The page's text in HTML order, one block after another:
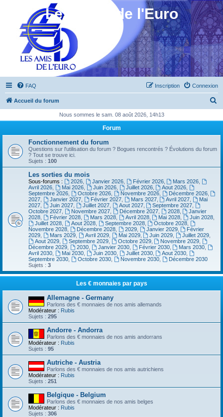
Les Amis de l'Euro
FAQ Connexion
Inscription
Accueil du forum
h
Nous sommes le sam. 08 août 2026, 14h13
Forum
Fonctionnement du forum
Questions sur l'utilisation du forum ? Bogues rencontrés ? Évolutions du forum
? Tout se trouve ici.
Sujets : 100
Les sorties du mois
Sous-forums : 2026, Janvier 2026, Février 2026, Mars 2026
Avril 2026
Mai 2026, Juin 2026, Juillet 2026, Aout 2026
Septembre 2026
Octobre 2026, Novembre 2026, Décembre 2026,
2027
Janvier 2027, Février 2027, Mars 2027, Avril 2027
Mai
2027
Juin 2027, Juillet 2027, Aout 2027, Septembre 2027
Octobre 2027
Novembre 2027, Décembre 2027, 2028,
Janvier
2028
Février 2028, Mars 2028, Avril 2028, Mai 2028 Juin 2028
Juillet 2028, Aout 2028, Septembre 2028, Octobre 2028
Novembre 2028
Décembre 2028, 2029, Janvier 2029,
Février
2029
Mars 2029, Avril 2029, Mai 2029, Juin 2029 Juillet 2029
Aout 2029, Septembre 2029, Octobre 2029, Novembre 2029
Décembre 2029
2030, Janvier 2030, Février 2030, Mars 2030
Avril 2030
Mai 2030, Juin 2030, Juillet 2030, Aout 2030
Septembre 2030
Octobre 2030, Novembre 2030,
Décembre 2030
Sujets : 3
Les € monnaies par pays
Allemagne - Germany
Parlons des € monnaies de nos amis allemands
Modérateur : Rubis
Sujets : 295
Andorre - Andorra
Parlons des € monnaies de nos amis andorrans
Modérateur : Rubis
Sujets : 95
Autriche - Austria
Parlons des € monnaies de nos amis autrichiens
Modérateur : Rubis
Sujets : 251
Belgique - Belgium
Parlons des € monnaies de nos amis belges
Modérateur : Rubis
Sujets : 306